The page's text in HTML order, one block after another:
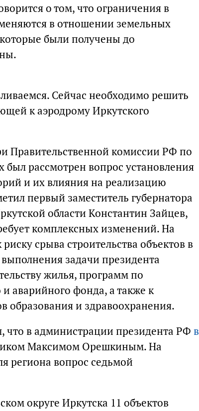
о том, что ограничения в
в отношении земельных
были получены до
Сейчас необходимо решить
к аэродрому Иркутского
Правительственной комиссии РФ по
рассмотрен вопрос установления
и их влияния на реализацию
первый заместитель губернатора
области Константин Зайцев,
комплексных изменений. На
срыва строительства объектов в
задачи президента
жилья, программ по
аварийного фонда, а также к
образования и здравоохранения.
что в администрации президента РФ в
Максимом Орешкиным. На
региона вопрос седьмой
округе Иркутска 11 объектов